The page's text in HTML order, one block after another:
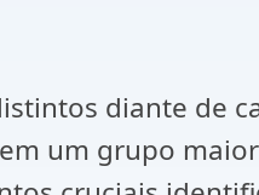
diante de
um grupo